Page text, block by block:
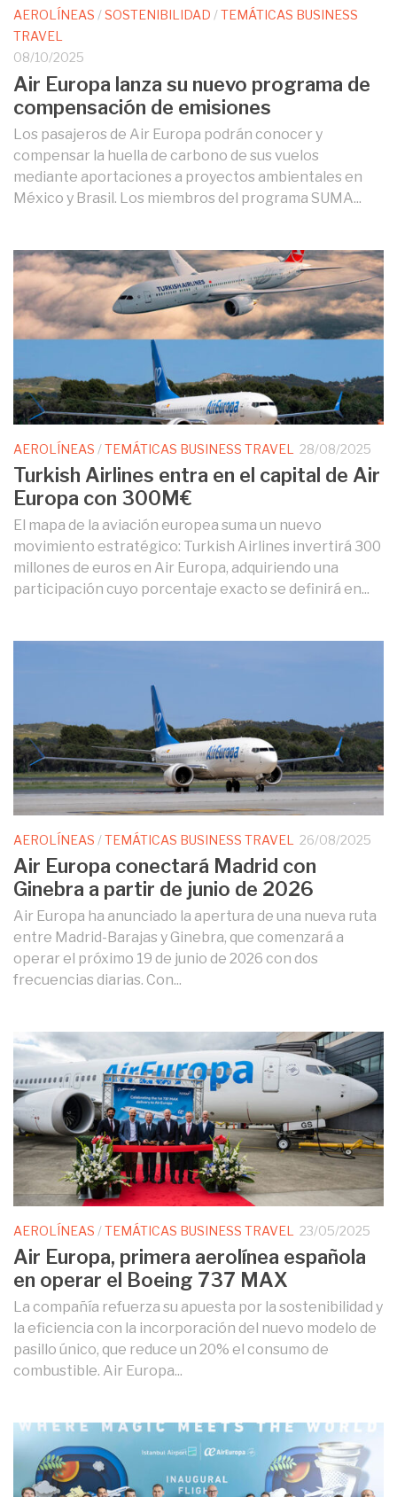
AEROLÍNEAS /SOSTENIBILIDAD /TEMÁTICAS BUSINESS
TRAVEL
08/10/2025
Air Europa lanza su nuevo programa de
compensación de emisiones
Los pasajeros de Air Europa podrán conocer y
compensar la huella de carbono de sus vuelos
mediante aportaciones a proyectos ambientales en
México y Brasil. Los miembros del programa SUMA...
AEROLÍNEAS /TEMÁTICAS BUSINESS TRAVEL 28/08/2025
Turkish Airlines entra en el capital de Air
Europa con 300M€
El mapa de la aviación europea suma un nuevo
movimiento estratégico: Turkish Airlines invertirá 300
millones de euros en Air Europa, adquiriendo una
participación cuyo porcentaje exacto se definirá en...
AEROLÍNEAS /TEMÁTICAS BUSINESS TRAVEL 26/08/2025
Air Europa conectará Madrid con
Ginebra a partir de junio de 2026
Air Europa ha anunciado la apertura de una nueva ruta
entre Madrid-Barajas y Ginebra, que comenzará a
operar el próximo 19 de junio de 2026 con dos
frecuencias diarias. Con...
AEROLÍNEAS /TEMÁTICAS BUSINESS TRAVEL 23/05/2025
Air Europa, primera aerolínea española
en operar el Boeing 737 MAX
La compañía refuerza su apuesta por la sostenibilidad y
la eficiencia con la incorporación del nuevo modelo de
pasillo único, que reduce un 20% el consumo de
combustible. Air Europa...